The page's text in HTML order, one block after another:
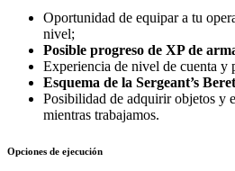
Oportunidad de equipar a tu
nivel;
Posible progreso de XP de
Experiencia de nivel de cuenta y
Esquema de la Sergeant’s
Posibilidad de adquirir objetos y
mientras trabajamos.
Opciones de ejecución